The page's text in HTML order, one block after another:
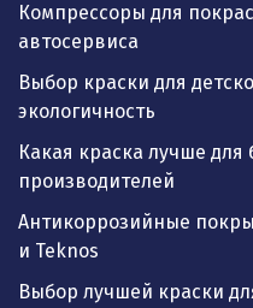
Компрессоры для
автосервиса
Выбор краски для
экологичность
Какая краска лучше для
производителей
Антикоррозийные
и Teknos
Выбор лучшей краски